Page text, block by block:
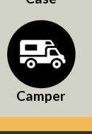
Camper